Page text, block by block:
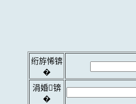
绗斿悕锛
�
涓婚锛
�